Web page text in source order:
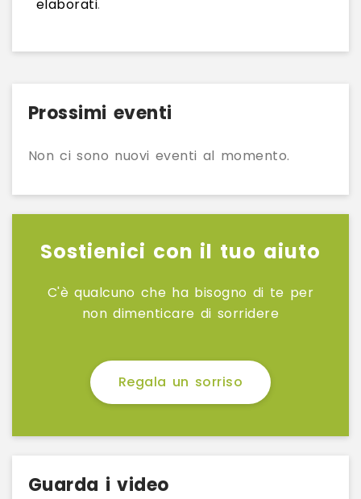
elaborati.
Prossimi eventi
Non ci sono nuovi eventi al momento.
Sostienici con il tuo aiuto
C'è qualcuno che ha bisogno di te per
non dimenticare di sorridere
Regala un sorriso
Guarda i video